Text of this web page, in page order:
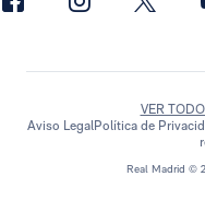
Real Madrid ©
VER
Aviso LegalPolítica de